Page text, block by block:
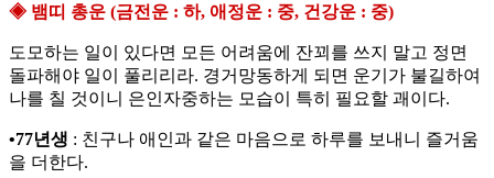
◈ 뱀띠 총운 (금전운 : 하, 애정운 : 중, 건강운 : 중)
도모하는 일이 있다면 모든 어려움에 잔꾀를 쓰지 말고 정면
돌파해야 일이 풀리리라. 경거망동하게 되면 운기가 불길하여
나를 칠 것이니 은인자중하는 모습이 특히 필요할 괘이다.
•77년생 : 친구나 애인과 같은 마음으로 하루를 보내니 즐거움
을 더한다.